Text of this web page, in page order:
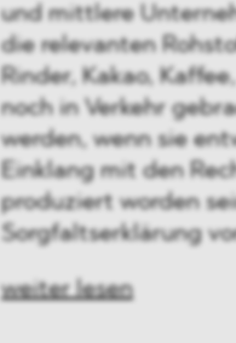
und mittlere
die relevanten
Rinder, Kakao,
noch in Verkehr
werden, wenn sie
Einklang mit den
produziert worden
Sorgfaltserklärung
weiter lesen